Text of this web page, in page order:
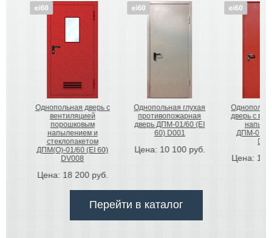
Однопольная глухая
противопожарная
дверь ДПМ-01/60 (EI
60) D001
Цена:10 100руб.
Однопольная глухая
дверь с порошковым
напылением
ДПМ-01/60 (EI 60)
Двупольная
дверь с
напылением
ДПМ-02/60 (EI
Цена:15 500
Перейти в каталог